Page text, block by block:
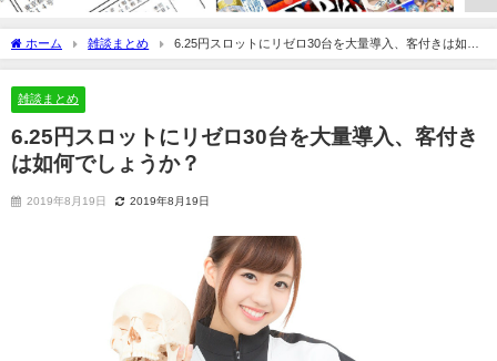
ホーム 雑談まとめ
6.25円スロットにリゼロ30台を大量導入、客付きは如何
でしょうか？
雑談まとめ
6.25円スロットにリゼロ30台を大量導入、客付き
は如何でしょうか？
2019年8月19日 2019年8月19日